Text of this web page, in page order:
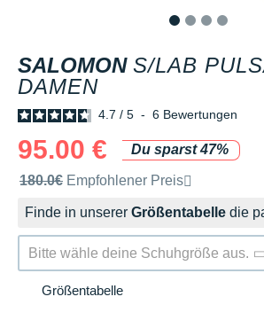
SALOMON S/LAB
DAMEN
4.7 / 5 - 6 Bewertungen
95.00 €
Du sparst 47%
Unverbindliche Preisempfehlung der
180.0€ Empfohlener Preis
Finde in unserer Größentabelle die
Bitte wähle deine Schuhgröße aus.
Größentabelle